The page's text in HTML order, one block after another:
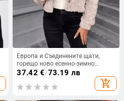
Европа и Съединените щати,
горещо ново есенно-зимно
двустранно плюшено ежедневно
жилетко с копчета ~ AliExpress
independent
37.42 €/73.19 лв
add_shopping_cart